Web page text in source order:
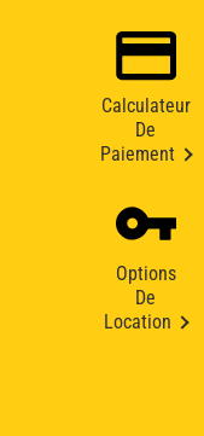
Calculateur
De
Paiement
Options
De
Location